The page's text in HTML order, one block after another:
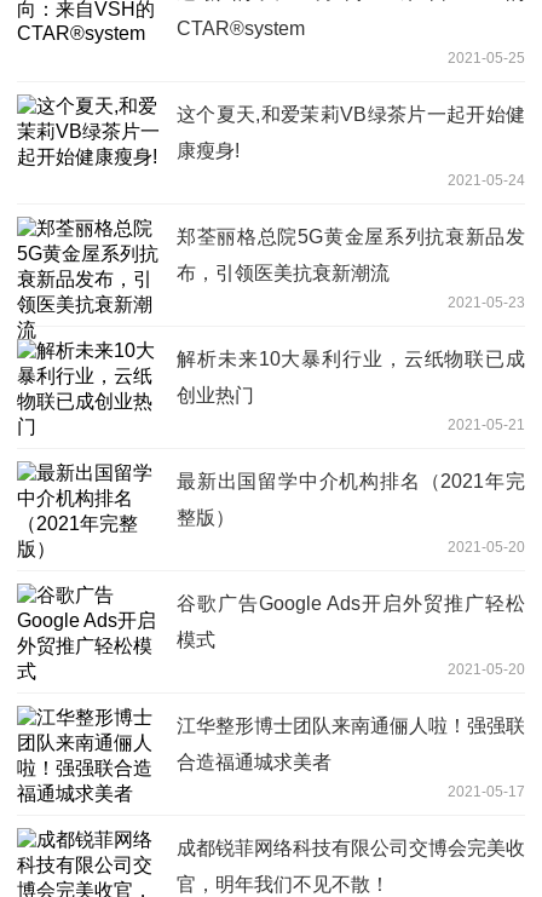
CTAR®system
2021-05-25
这个夏天,和爱茉莉VB绿茶片一起开始健
康瘦身!
2021-05-24
郑荃丽格总院5G黄金屋系列抗衰新品发
布，引领医美抗衰新潮流
2021-05-23
解析未来10大暴利行业，云纸物联已成
创业热门
2021-05-21
最新出国留学中介机构排名（2021年完
整版）
2021-05-20
谷歌广告Google Ads开启外贸推广轻松
模式
2021-05-20
江华整形博士团队来南通俪人啦！强强联
合造福通城求美者
2021-05-17
成都锐菲网络科技有限公司交博会完美收
官，明年我们不见不散！